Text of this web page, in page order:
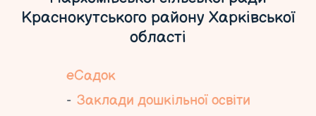
Краснокутського району Харківської
області
еСадок
Заклади дошкільної освіти